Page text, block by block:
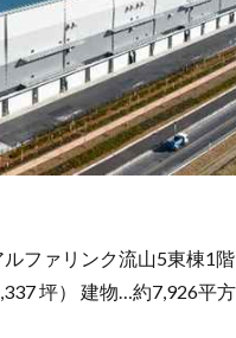
ファリンク流山5東棟1階
坪） 建物…約7,926平方